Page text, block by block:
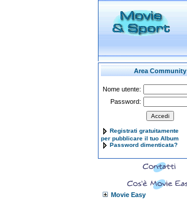
Area Community
Nome utente:
Password:
Registrati gratuitamente
per pubblicare il tuo Album
Password dimenticata?
Movie Easy